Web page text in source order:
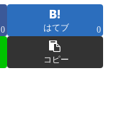
0 はてブ 0
コピー